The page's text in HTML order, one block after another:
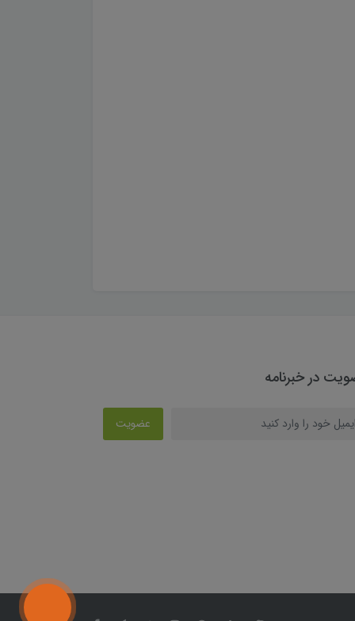
در خبرنامه
عضویت